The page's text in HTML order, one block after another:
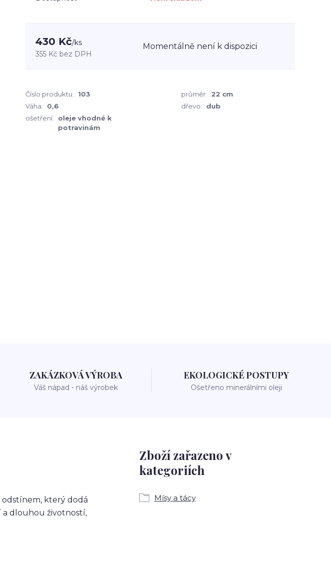
430 Kč/ks
355 Kč bez DPH
Momentálně není k dispozici
Číslo produktu: 103 průměr:
22 cm
Váha:
0,6 dřevo:
dub
ošetření:
oleje vhodné k
potravinám
ZAKÁZKOVÁ VÝROBA
Váš nápad - náš výrobek
EKOLOGICKÉ POSTUPY
Ošetřeno minerálními oleji
který dodá
dlouhou životností,
Zboží zařazeno v
kategoriích
Mísy a tácy